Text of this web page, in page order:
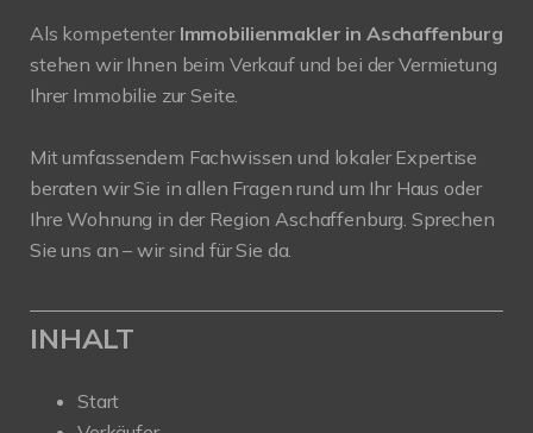
Als kompetenter Immobilienmakler in Aschaffenburg
stehen wir Ihnen beim Verkauf und bei der Vermietung
Ihrer Immobilie zur Seite.
Mit umfassendem Fachwissen und lokaler Expertise
beraten wir Sie in allen Fragen rund um Ihr Haus oder
Ihre Wohnung in der Region Aschaffenburg. Sprechen
Sie uns an – wir sind für Sie da.
INHALT
Start